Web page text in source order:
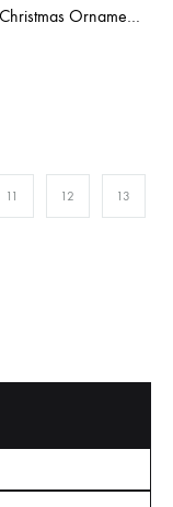
Green Christmas Ornament Bundle
11 12 13